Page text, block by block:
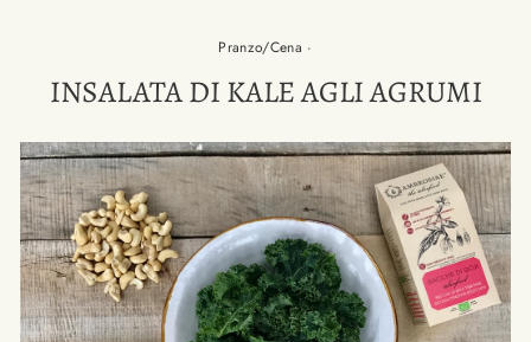
Pranzo/Cena ·
INSALATA DI KALE AGLI AGRUMI